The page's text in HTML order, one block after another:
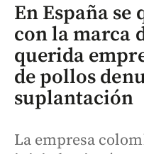
En España
con la marca
querida
de pollos
suplantación
La empresa